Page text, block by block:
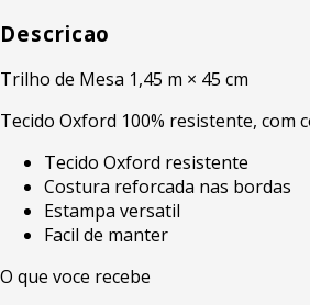
Descricao
Trilho de Mesa 1,45 m × 45 cm
Tecido Oxford 100% resistente, com
Tecido Oxford resistente
Costura reforcada nas bordas
Estampa versatil
Facil de manter
O que voce recebe